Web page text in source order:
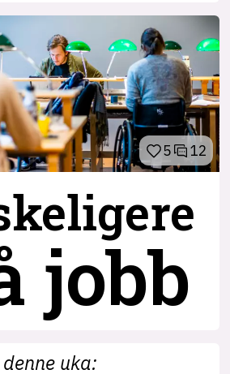
5 12
jobb
uka: